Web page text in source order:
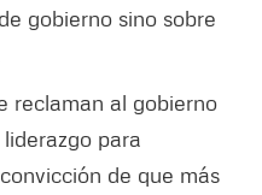
gobierno sino sobre
reclaman al gobierno
para
de que más